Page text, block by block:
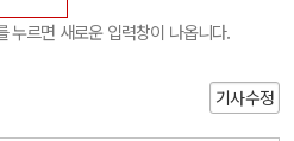
누르면 새로운 입력창이 나옵니다.
기사수정